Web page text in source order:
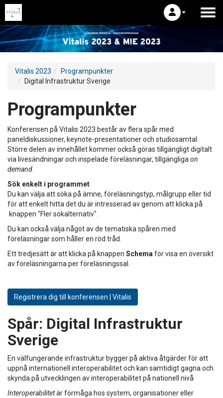
Vitalis 2023
Programpunkter
Digital Infrastruktur Sverige
Programpunkter
Konferensen på Vitalis 2023 består av flera spår med
paneldiskussioner, keynote-presentationer och studiosamtal.
Större delen av innehållet kommer också göras tillgängligt digitalt
via livesändningar och inspelade föreläsningar, tillgängliga on
demand
Sök enkelt i programmet
Du kan välja att söka på ämne, föreläsningstyp, målgrupp eller tid
för att enkelt hitta det du är intresserad av genom att klicka på
knappen "Fler sökalternativ".
Du kan också välja något av de tematiska spåren med
föreläsningar som håller en röd tråd.
Ett tredjesätt är att klicka på knappen Schema för visa en översikt
av föreläsningarna per föreläsningssal.
Registrera dig till konferensen | Vitalis
Spår: Digital Infrastruktur
Sverige
En välfungerande infrastruktur bygger på aktiva åtgärder för att
uppnå internationell interoperabilitet och kan samtidigt gagna och
skynda på utvecklingen av interoperabilitet på nationell nivå
Interoperabilitetär förmåga hos system, organisationer eller